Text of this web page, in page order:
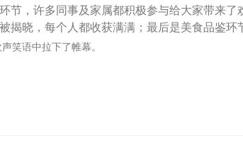
节，许多同事及家属都积极参与给大家带来了
晓，每个人都收获满满；最后是美食品鉴环
笑语中拉下了帷幕。